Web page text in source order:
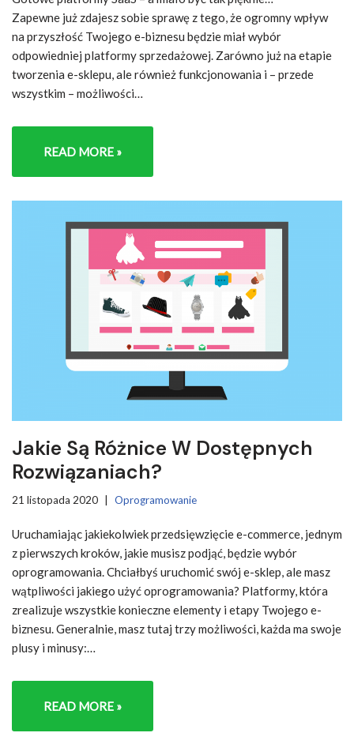
Zapewne już zdajesz sobie sprawę z tego, że ogromny wpływ
na przyszłość Twojego e-biznesu będzie miał wybór
odpowiedniej platformy sprzedażowej. Zarówno już na etapie
tworzenia e-sklepu, ale również funkcjonowania i – przede
wszystkim – możliwości…
READ MORE »
Jakie Są Różnice W Dostępnych
Rozwiązaniach?
21 listopada 2020 Oprogramowanie
Uruchamiając jakiekolwiek przedsięwzięcie e-commerce, jednym
z pierwszych kroków, jakie musisz podjąć, będzie wybór
oprogramowania. Chciałbyś uruchomić swój e-sklep, ale masz
wątpliwości jakiego użyć oprogramowania? Platformy, która
zrealizuje wszystkie konieczne elementy i etapy Twojego e-
biznesu. Generalnie, masz tutaj trzy możliwości, każda ma swoje
plusy i minusy:…
READ MORE »